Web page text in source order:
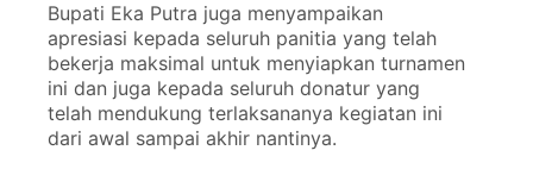
Bupati Eka Putra juga menyampaikan
apresiasi kepada seluruh panitia yang telah
bekerja maksimal untuk menyiapkan turnamen
ini dan juga kepada seluruh donatur yang
telah mendukung terlaksananya kegiatan ini
dari awal sampai akhir nantinya.